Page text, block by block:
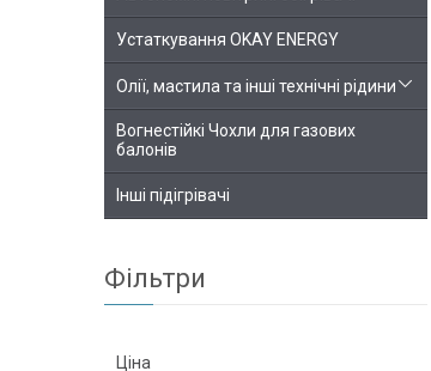
Устаткування OKAY ENERGY
Олії, мастила та інші технічні рідини
Вогнестійкі Чохли для газових
балонів
Інші підігрівачі
Фільтри
Ціна